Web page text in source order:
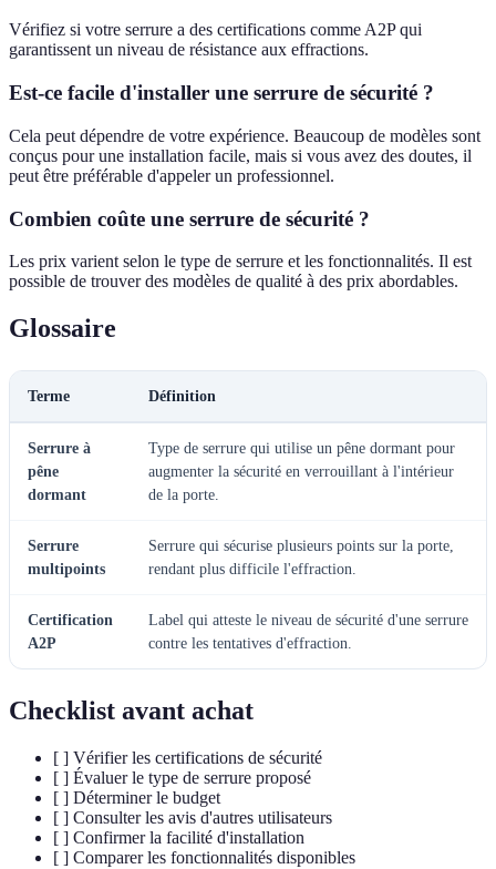
Vérifiez si votre serrure a des certifications comme A2P qui
garantissent un niveau de résistance aux effractions.
Est-ce facile d'installer une serrure de sécurité ?
Cela peut dépendre de votre expérience. Beaucoup de modèles sont
conçus pour une installation facile, mais si vous avez des doutes, il
peut être préférable d'appeler un professionnel.
Combien coûte une serrure de sécurité ?
Les prix varient selon le type de serrure et les fonctionnalités. Il est
possible de trouver des modèles de qualité à des prix abordables.
Glossaire
Terme Définition
Serrure à
pêne
dormant
Type de serrure qui utilise un pêne dormant pour
augmenter la sécurité en verrouillant à l'intérieur
de la porte.
Serrure
multipoints
Serrure qui sécurise plusieurs points sur la porte,
rendant plus difficile l'effraction.
Certification
A2P
Label qui atteste le niveau de sécurité d'une serrure
contre les tentatives d'effraction.
Checklist avant achat
[ ] Vérifier les certifications de sécurité
[ ] Évaluer le type de serrure proposé
[ ] Déterminer le budget
[ ] Consulter les avis d'autres utilisateurs
[ ] Confirmer la facilité d'installation
[ ] Comparer les fonctionnalités disponibles